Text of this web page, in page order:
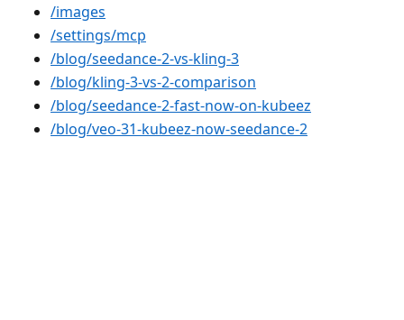
/images
/settings/mcp
/blog/seedance-2-vs-kling-3
/blog/kling-3-vs-2-comparison
/blog/seedance-2-fast-now-on-kubeez
/blog/veo-31-kubeez-now-seedance-2